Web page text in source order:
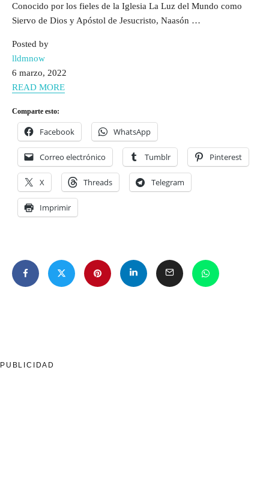
Conocido por los fieles de la Iglesia La Luz del Mundo como
Siervo de Dios y Apóstol de Jesucristo, Naasón …
Posted by
lldmnow
6 marzo, 2022
READ MORE
Comparte esto:
Facebook WhatsApp
Correo electrónico Tumblr Pinterest
X Threads Telegram
Imprimir
PUBLICIDAD